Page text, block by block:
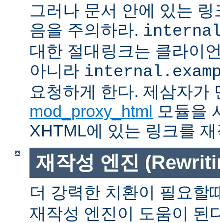
그러나 문서 안에 있는
음을 주의하라.
대한 절대링크는 클라이
아니라
요청하게 한다. 제삼자가
mod_proxy_html 모듈을
XHTML에 있는 링크를
재작성 엔진
더 강력한 치환이 필요할
재작성 엔진이 도움이 된